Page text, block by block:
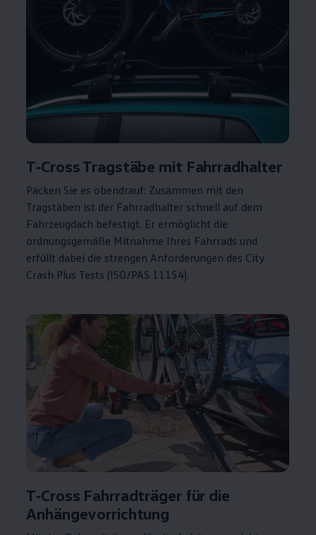
T‑CrossTragstäbe mit Fahrradhalter
Packen Sie es obendrauf: Zusammen mit den
Tragstäben ist der Fahrradhalter schnell auf dem
Fahrzeugdach befestigt. Er ermöglicht die
ordnungsgemäße Mitnahme Ihres Fahrrads und
erfüllt dabei die strengen Anforderungen des City
Crash Plus Tests (ISO/PAS 11154).
T‑Cross Fahrradträger für die
Anhängevorrichtung